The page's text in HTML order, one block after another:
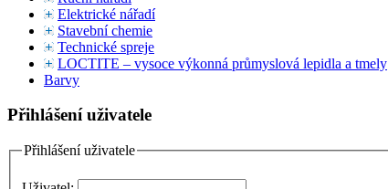
Elektrické nářadí
Stavební chemie
Technické spreje
LOCTITE – vysoce výkonná průmyslová lepidla a tmely
Barvy
Přihlášení uživatele
Přihlášení uživatele